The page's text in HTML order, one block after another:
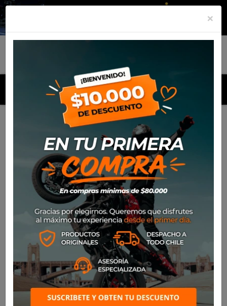
MENU
Productos Equipamiento
Chaqueta Spidi 4
×